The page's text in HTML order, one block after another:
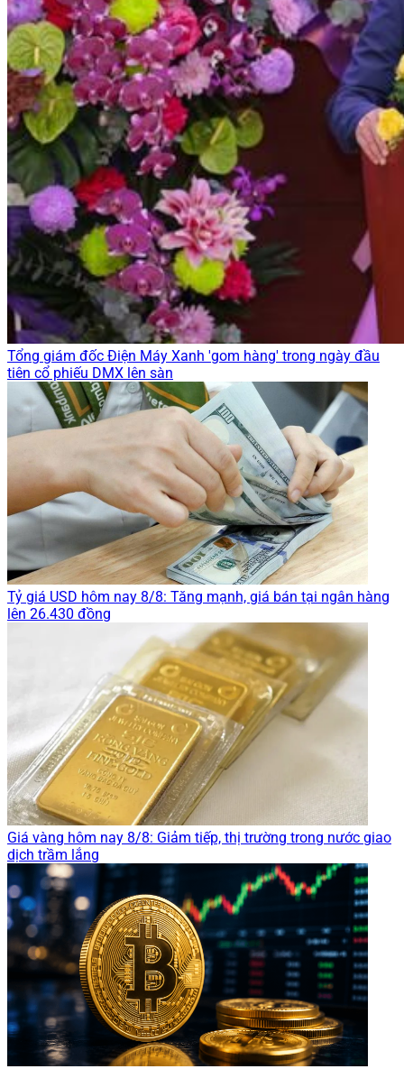
Tổng giám đốc Điện Máy Xanh 'gom hàng' trong ngày đầu
tiên cổ phiếu DMX lên sàn
Tỷ giá USD hôm nay 8/8: Tăng mạnh, giá bán tại ngân hàng
lên 26.430 đồng
Giá vàng hôm nay 8/8: Giảm tiếp, thị trường trong nước giao
dịch trầm lắng